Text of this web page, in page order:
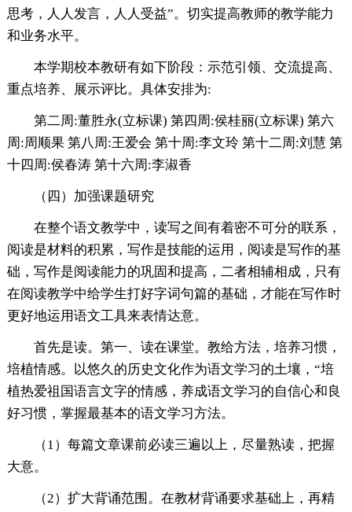
思考，人人发言，人人受益”。切实提高教师的教学能力
和业务水平。
本学期校本教研有如下阶段：示范引领、交流提高、
重点培养、展示评比。具体安排为:
第二周:董胜永(立标课) 第四周:侯桂丽(立标课) 第六
周:周顺果 第八周:王爱会 第十周:李文玲 第十二周:刘慧 第
十四周:侯春涛 第十六周:李淑香
（四）加强课题研究
在整个语文教学中，读写之间有着密不可分的联系，
阅读是材料的积累，写作是技能的运用，阅读是写作的基
础，写作是阅读能力的巩固和提高，二者相辅相成，只有
在阅读教学中给学生打好字词句篇的基础，才能在写作时
更好地运用语文工具来表情达意。
首先是读。第一、读在课堂。教给方法，培养习惯，
培植情感。以悠久的历史文化作为语文学习的土壤，“培
植热爱祖国语言文字的情感，养成语文学习的自信心和良
好习惯，掌握最基本的语文学习方法。
（1）每篇文章课前必读三遍以上，尽量熟读，把握
大意。
（2）扩大背诵范围。在教材背诵要求基础上，再精